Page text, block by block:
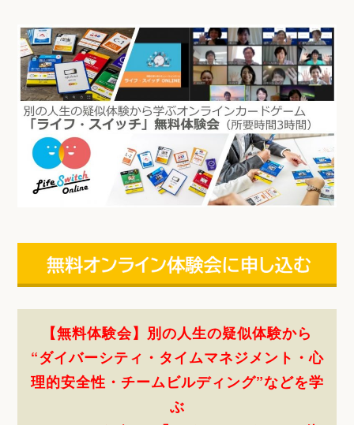
【無料体験会】別の人生の疑似体験から
“ダイバーシティ・タイムマネジメント・心
理的安全性・チームビルディング”などを学
ぶ